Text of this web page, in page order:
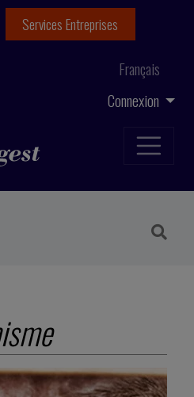
Connexion
Français
Services Entreprises